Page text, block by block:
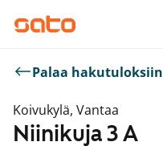
Palaa hakutuloksiin
Koivukylä, Vantaa
Niinikuja 3 A